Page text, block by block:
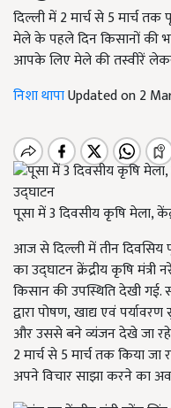
दिल्ली में 2 मार्च से 5 मार्च
मेले के पहले दिन किसानों की
आपके लिए मेले की तस्वीरें
निशा थापाUpdated on 2
पूसा में 3 दिवसीय कृषि मेला,
आज से दिल्ली में तीन दिवसिय
का उद्घाटन क्रेंद्रीय कृषि मंत्री
किसान की उपस्थिति देखी गई.
द्वारा पोषण,खाद्य एवं
और उससे बने व्यंजन देखे जा
2 मार्च से 5 मार्च तक किया जा
अपने विचार साझा करने का